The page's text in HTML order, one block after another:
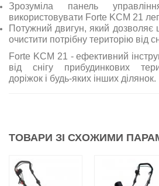
Зрозуміла панель
використовувати Forte KCM 21
Потужний двигун, який дозволяє
очистити потрібну територію від
Forte KCM 21 - ефективний
від снігу прибудинкових
доріжок і будь-яких інших ділянок.
ТОВАРИ ЗІ СХОЖИМИ